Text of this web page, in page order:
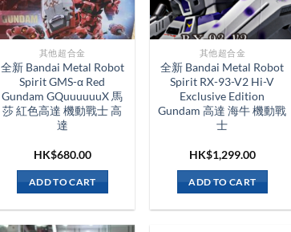
其他超合金
全新 Bandai Metal Robot
Spirit GMS-α Red
Gundam GQuuuuuuX 馬
莎 紅色高達 機動戰士 高
達
HK$680.00
ADD TO CART
其他超合金
全新 Bandai Metal Robot
Spirit RX-93-V2 Hi-V
Exclusive Edition
Gundam 高達 海牛 機動戰
士
HK$1,299.00
ADD TO CART